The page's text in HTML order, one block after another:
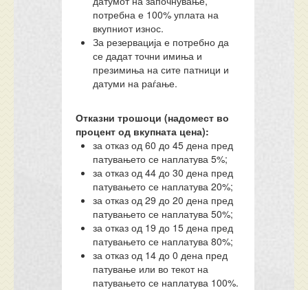
потребна е 100% уплата на
вкупниот износ.
За резервација е потребно да
се дадат точни имиња и
презимиња на сите патници и
датуми на раѓање.
Отказни трошоци (надомест во
процент од вкупната цена):
за отказ од 60 до 45 дена пред
патувањето се наплатува 5%;
за отказ од 44 до 30 дена пред
патувањето се наплатува 20%;
за отказ од 29 до 20 дена пред
патувањето се наплатува 50%;
за отказ од 19 до 15 дена пред
патувањето се наплатува 80%;
за отказ од 14 до 0 дена пред
патување или во текот на
патувањето се наплатува 100%.